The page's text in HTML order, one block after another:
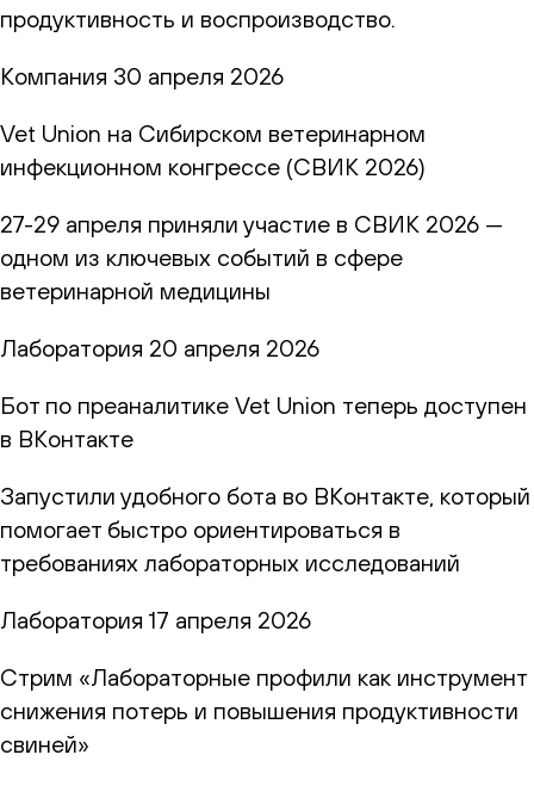
продуктивность и воспроизводство.
Компания 30 апреля 2026
Vet Union на Сибирском ветеринарном
инфекционном конгрессе (СВИК 2026)
27-29 апреля приняли участие в СВИК 2026 —
одном из ключевых событий в сфере
ветеринарной медицины
Лаборатория 20 апреля 2026
Бот по преаналитике Vet Union теперь доступен
в ВКонтакте
Запустили удобного бота во ВКонтакте, который
помогает быстро ориентироваться в
требованиях лабораторных исследований
Лаборатория 17 апреля 2026
Стрим «Лабораторные профили как инструмент
снижения потерь и повышения продуктивности
свиней»